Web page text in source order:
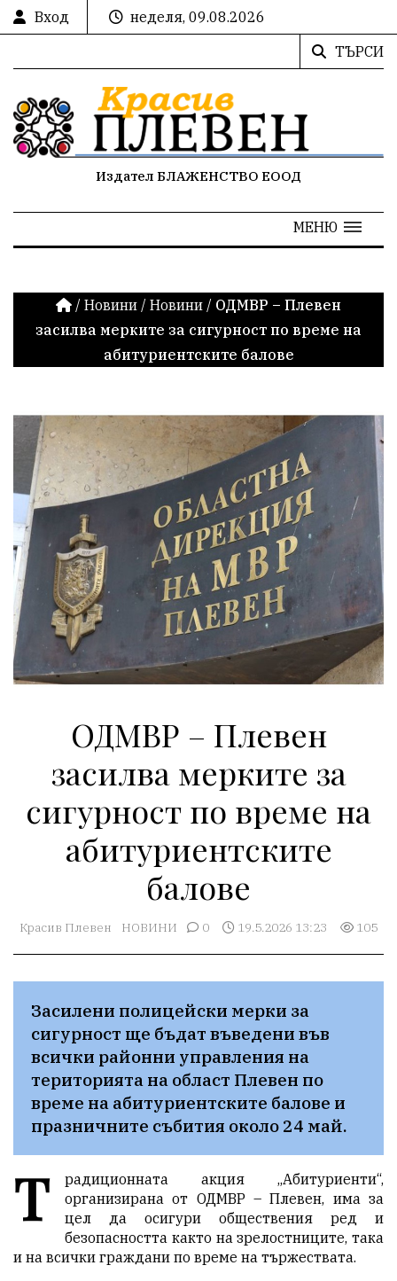
Вход
неделя, 09.08.2026
ТЪРСИ
Издател БЛАЖЕНСТВО ЕООД
МЕНЮ
/ Новини / Новини / ОДМВР – Плевен
засилва мерките за сигурност по време на
абитуриентските балове
ОДМВР – Плевен
засилва мерките за
сигурност по време на
абитуриентските
балове
Красив Плевен НОВИНИ 0 19.5.2026 13:23 105
Засилени полицейски мерки за
сигурност ще бъдат въведени във
всички районни управления на
територията на област Плевен по
време на абитуриентските балове и
празничните събития около 24 май.
Т
радиционната акция „Абитуриенти“,
организирана от ОДМВР – Плевен, има за
цел да осигури обществения ред и
безопасността както на зрелостниците, така
и на всички граждани по време на тържествата.